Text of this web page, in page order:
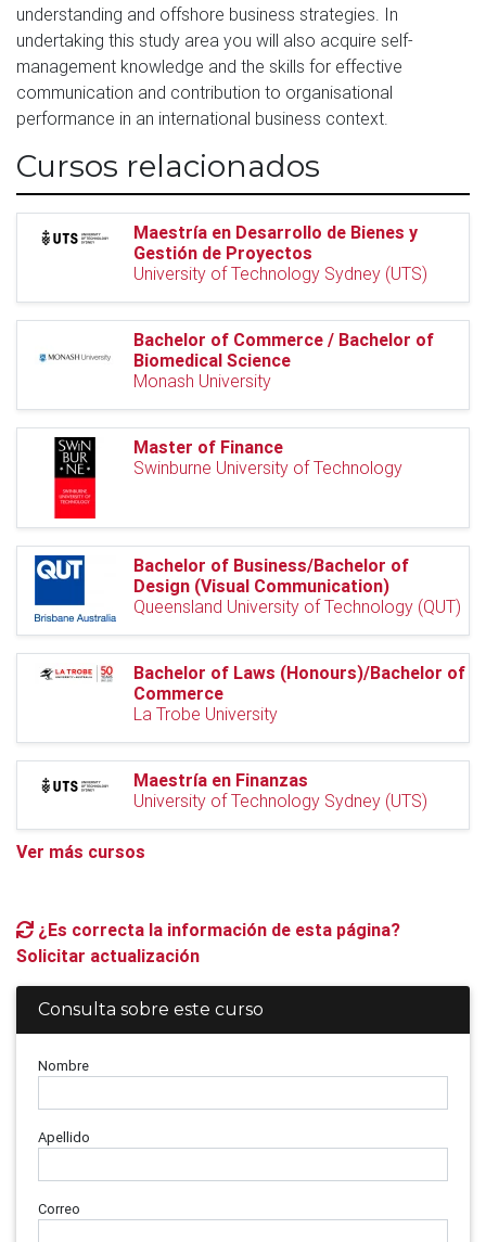
understanding and offshore business strategies. In
undertaking this study area you will also acquire self-
management knowledge and the skills for effective
communication and contribution to organisational
performance in an international business context.
Cursos relacionados
Maestría en Desarrollo de Bienes y
Gestión de Proyectos
University of Technology Sydney (UTS)
Bachelor of Commerce / Bachelor of
Biomedical Science
Monash University
Master of Finance
Swinburne University of Technology
Bachelor of Business/Bachelor of
Design (Visual Communication)
Queensland University of Technology (QUT)
Bachelor of Laws (Honours)/Bachelor of
Commerce
La Trobe University
Maestría en Finanzas
University of Technology Sydney (UTS)
Ver más cursos
¿Es correcta la información de esta página?
Solicitar actualización
Consulta sobre este curso
Nombre
Apellido
Correo